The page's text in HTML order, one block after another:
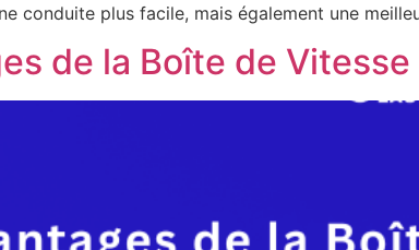
conduite plus facile, mais également une
de la Boîte de